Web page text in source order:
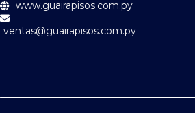
www.guairapisos.com.py
ventas@guairapisos.com.py